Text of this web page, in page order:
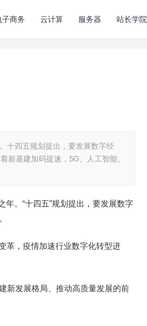
子商务 云计算 服务器 站长学院
十四五规划提出，要发展数字经
新基建加码提速，5G、人工智能、
年。“十四五”规划提出，要发展数字
革，疫情加速行业数字化转型进
新发展格局、推动高质量发展的前